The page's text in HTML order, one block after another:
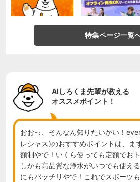
特集ページ一覧
AIしろくま先輩が教える
オススメポイント！
おおっ、そんなん知りたいかい！
レシャス)のおすすめポイントは、ま
額制やで！いくら使っても定額でお
しかも高品質な浄水がいつでも使え
にもバッチリやで！これでスポーツ